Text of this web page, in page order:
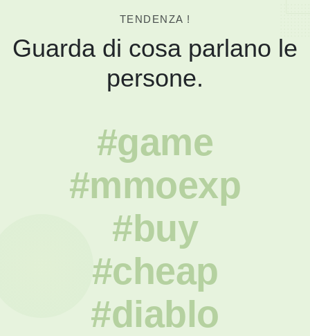
TENDENZA !
Guarda di cosa parlano le
persone.
#game
#mmoexp
#buy
#cheap
#diablo